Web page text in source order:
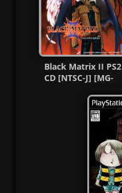
Black Matrix II PS2
CD [NTSC-J] [MG-